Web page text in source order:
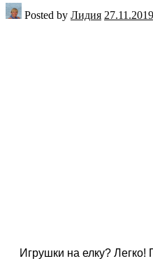
Posted by Лидия 27.11.2019
Игрушки на елку? Легко!